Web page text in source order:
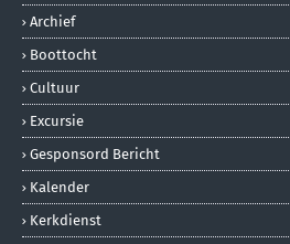
Archief
Boottocht
Cultuur
Excursie
Gesponsord Bericht
Kalender
Kerkdienst